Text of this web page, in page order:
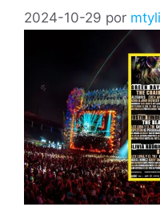
2024-10-29 por